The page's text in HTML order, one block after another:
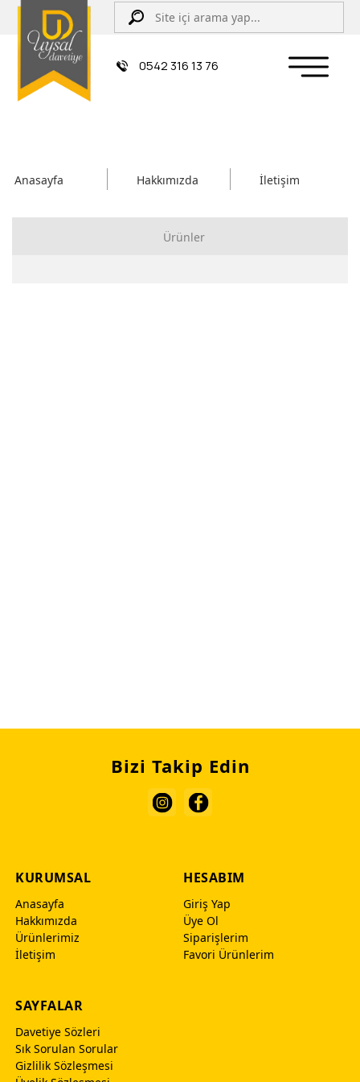
Ürünler
Anasayfa Hakkımızda İletişim
0542 316 13 76
Bizi Takip Edin
KURUMSAL
Anasayfa
Hakkımızda
Ürünlerimiz
İletişim
HESABIM
Giriş Yap
Üye Ol
Siparişlerim
Favori Ürünlerim
SAYFALAR
Davetiye Sözleri
Sık Sorulan Sorular
Gizlilik Sözleşmesi